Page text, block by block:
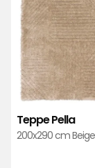
Teppe Pella
200x290 cm